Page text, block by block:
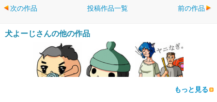
次の作品 投稿作品一覧 前の作品
犬よーじさんの他の作品
もっと見る